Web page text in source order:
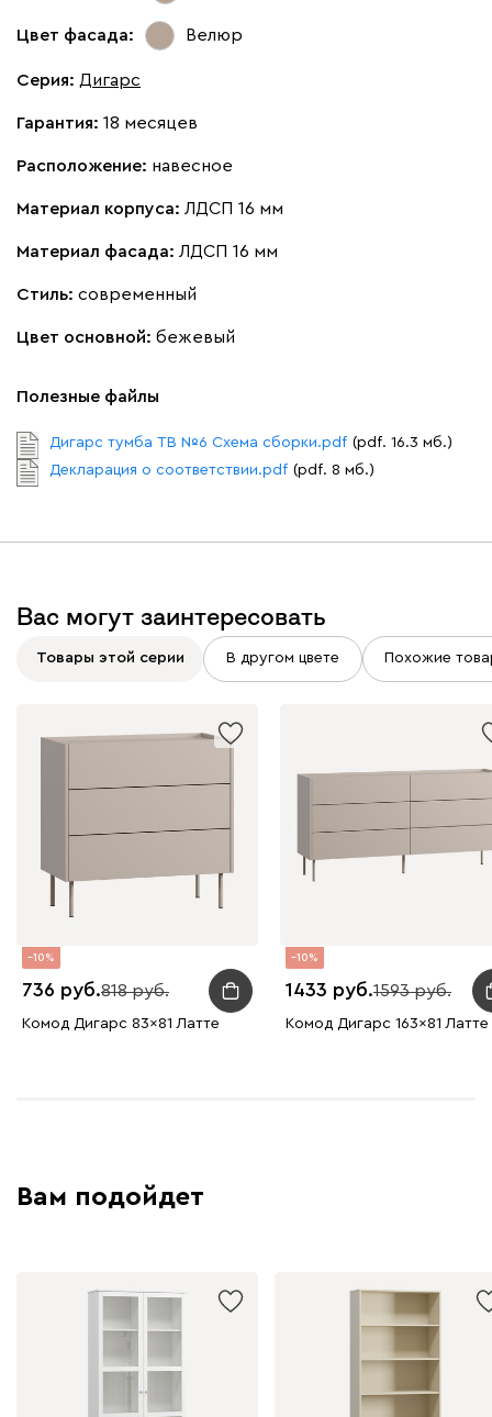
Цвет фасада: Велюр
Серия: Дигарс
Гарантия: 18 месяцев
Расположение: навесное
Материал корпуса: ЛДСП 16 мм
Материал фасада: ЛДСП 16 мм
Стиль: современный
Цвет основной: бежевый
Полезные файлы
Дигарс тумба ТВ №6 Схема сборки.pdf (pdf. 16.3 мб.)
Декларация о соответствии.pdf (pdf. 8 мб.)
Вас могут заинтересовать
Товары этой серии В другом цвете Похожие
10
736 818
Комод Дигарс 83x81 Латте
10
1433 1593
Комод Дигарс 163x81 Латте
Вам подойдет